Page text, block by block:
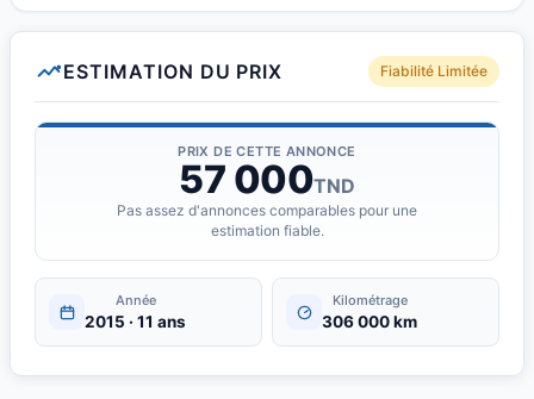
ESTIMATION DU PRIX Fiabilité Limitée
PRIX DE CETTE ANNONCE
57 000TND
Pas assez d'annonces comparables pour une
estimation fiable.
Année
2015 · 11 ans
Kilométrage
306 000 km